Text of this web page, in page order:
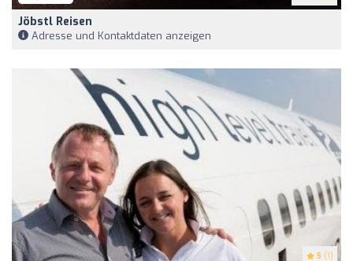
Jöbstl Reisen
Adresse und Kontaktdaten anzeigen
5 (1)